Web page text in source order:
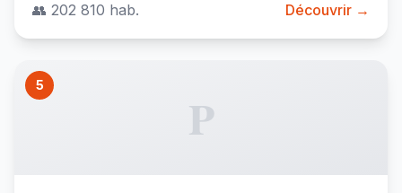
👥 202 810 hab. Découvrir →
5
P